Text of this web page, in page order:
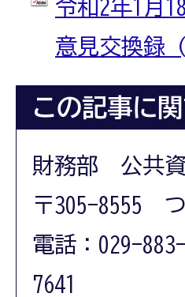
令和2年1月
意見交換録
この記事に
財務部 公共
〒305-8555
電話：029-
7641